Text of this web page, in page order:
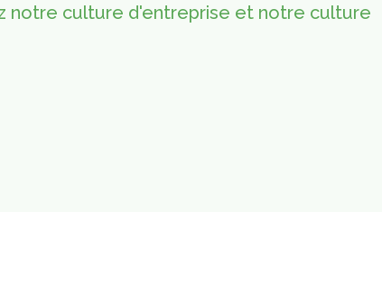
notre culture d'entreprise et notre culture